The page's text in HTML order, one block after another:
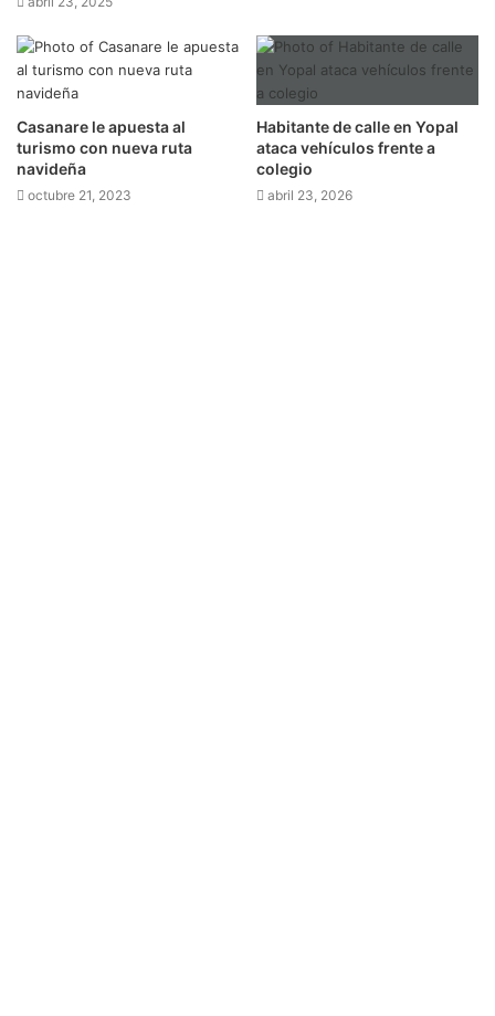
Casanare le apuesta al
turismo con nueva ruta
navideña
octubre 21, 2023
Habitante de calle en Yopal
ataca vehículos frente a
colegio
abril 23, 2026